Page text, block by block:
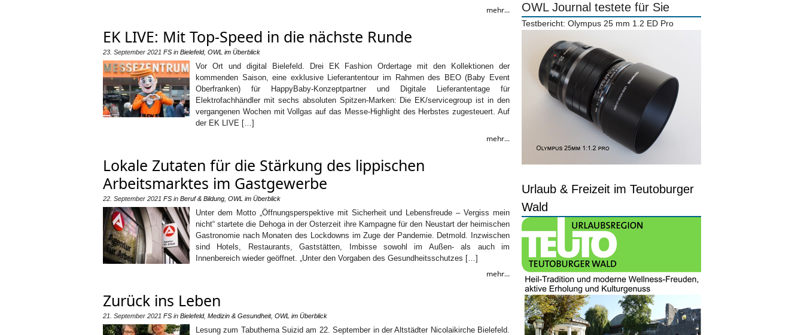
mehr...
EK LIVE: Mit Top-Speed in die nächste Runde
23. September 2021 FS in Bielefeld, OWL im Überblick
Vor Ort und digital Bielefeld. Drei EK Fashion Ordertage mit den Kollektionen der
kommenden Saison, eine exklusive Lieferantentour im Rahmen des BEO (Baby Event
Oberfranken) für HappyBaby-Konzeptpartner und Digitale Lieferantentage für
Elektrofachhändler mit sechs absoluten Spitzen-Marken: Die EK/servicegroup ist in den
vergangenen Wochen mit Vollgas auf das Messe-Highlight des Herbstes zugesteuert. Auf
der EK LIVE […]
mehr...
Lokale Zutaten für die Stärkung des lippischen
Arbeitsmarktes im Gastgewerbe
22. September 2021 FS in Beruf & Bildung OWL im Überblick
Unter dem Motto „Öffnungsperspektive mit Sicherheit und Lebensfreude – Vergiss mein
nicht“ startete die Dehoga in der Osterzeit ihre Kampagne für den Neustart der heimischen
Gastronomie nach Monaten des Lockdowns im Zuge der Pandemie. Detmold. Inzwischen
sind Hotels, Restaurants, Gaststätten, Imbisse sowohl im Außen- als auch im
Innenbereich wieder geöffnet. „Unter den Vorgaben des Gesundheitsschutzes […]
mehr...
Zurück ins Leben
21. September 2021 FS in Bielefeld, Medizin & Gesundheit, OWL im Überblick
Lesung zum Tabuthema Suizid am 22. September in der Altstädter Nicolaikirche Bielefeld.
OWL Journal testete für Sie
Testbericht: Olympus 25 mm 1.2 ED Pro
Urlaub & Freizeit im Teutoburger
Wald